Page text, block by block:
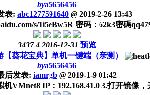
bya5656456
表: abc1277591640 @ 2019-2-26 13:43
s/1i5eBw5R 密码：62k3密碼
3437 4 2016-12-31 预览
【葵花宝典】单机一键端（亲测）
bya5656456
后发表: iamrgb @2019-1-9 01:42
VMnet8 IP：192.168.41.0 3.打开镜像